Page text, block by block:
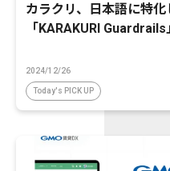
カラクリ、日本語に特
「KARAKURI
2024/12/26
Today's PICK UP